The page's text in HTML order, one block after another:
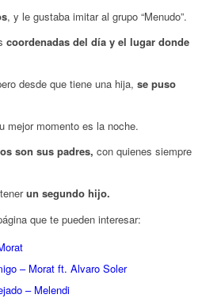
, y le gustaba imitar al grupo “Menudo”.
coordenadas del día y el lugar donde
desde que tiene una hija, se puso
mejor momento es la noche.
son sus padres, con quienes siempre
un segundo hijo.
que te pueden interesar:
– Morat ft. Alvaro Soler
– Melendi